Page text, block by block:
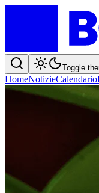
Toggle
HomeNotizieCalendario